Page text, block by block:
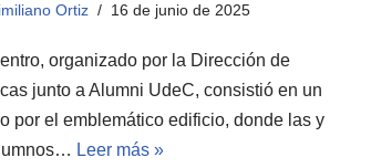
Ortiz 16 de junio de 2025
organizado por la Dirección de
junto a Alumni UdeC, consistió en un
por el emblemático edificio, donde las y
Leer más »